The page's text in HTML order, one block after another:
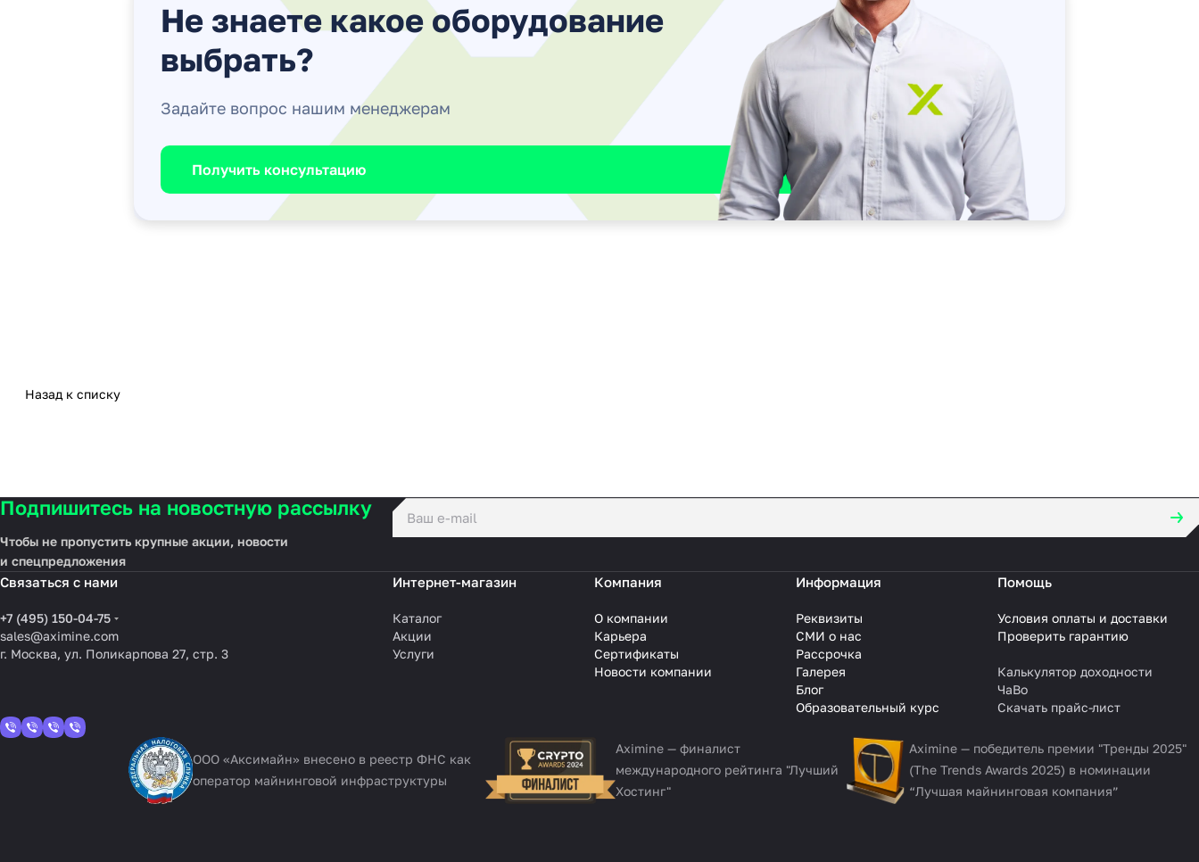
Не знаете какое оборудование
выбрать?
Задайте вопрос нашим менеджерам
Получить консультацию
Назад к списку
Подпишитесь на новостную рассылку
Чтобы не пропустить крупные акции, новости
и спецпредложения
Связаться с нами
+7 (495) 150-04-75
sales@aximine.com
г. Москва, ул. Поликарпова 27, стр. 3
Интернет-магазин
Каталог
Акции
Услуги
Компания
О компании
Карьера
Сертификаты
Новости компании
Информация
Реквизиты
СМИ о нас
Рассрочка
Галерея
Блог
Образовательный курс
Помощь
Условия оплаты и доставки
Проверить гарантию
Калькулятор доходности
ЧаВо
Скачать прайс-лист
ООО «Аксимайн» внесено в реестр ФНС как
оператор майнинговой инфраструктуры
Aximine — финалист
международного рейтинга "Лучший
Хостинг"
Aximine — победитель премии "Тренды 2025"
(The Trends Awards 2025) в номинации
“Лучшая майнинговая компания”